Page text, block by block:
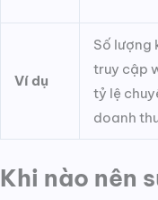
Ví dụ
Số lượng
truy cập
tỷ lệ
doanh
Khi nào nên